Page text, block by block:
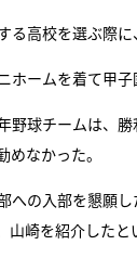
る高校を選ぶ際
ホームを着て甲
野球チームは、
なかった。
への入部を懇願
崎を紹介したと